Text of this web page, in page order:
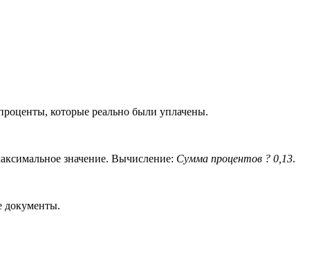
которые реально были уплачены.
значение. Вычисление: Сумма процентов ? 0,13.
документы.